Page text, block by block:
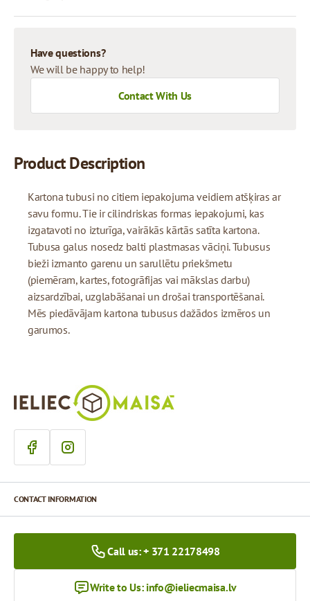
Have questions?
We will be happy to help!
Contact With Us
Product Description
Kartona tubusi no citiem iepakojuma veidiem atšķiras ar
savu formu. Tie ir cilindriskas formas iepakojumi, kas
izgatavoti no izturīga, vairākās kārtās satīta kartona.
Tubusa galus nosedz balti plastmasas vāciņi. Tubusus
bieži izmanto garenu un sarullētu priekšmetu
(piemēram, kartes, fotogrāfijas vai mākslas darbu)
aizsardzībai, uzglabāšanai un drošai transportēšanai.
Mēs piedāvājam kartona tubusus dažādos izmēros un
garumos.
CONTACT INFORMATION
Call us: + 371 22178498
Write to Us: info@ieliecmaisa.lv